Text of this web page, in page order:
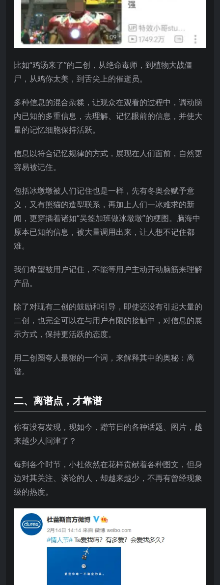
比如“鸡汤来了”的二创，从绝命毒师，到植物大战僵
尸，从鸡你太美，到舌尖上的催逝员。
多种信息的混合杂糅，让观众在观看的过程中，调动脑
内已知的多重信息，去理解、记忆眼前的信息，并使大
量的记忆细胞保持活跃。
信息以符合记忆规律的方式，展现在人们面前，自然更
容易被记住。
包括冰墩墩被人们记住也是一样，先有冬奥会赋予意
义，又有熊猫的造型联系，再加上人们一冰难求的新
闻，更穿插着诸如“吴签加班做冰墩墩”的梗图。脑海中
原本已知的信息，被大量调用出来，让人想不记住都
难。
我们希望被用户记住，不能等用户主动开动脑筋来理解
产品。
除了对现有二创的鼓励和引导，即使还没有引起大量的
二创，也完全可以在与用户有限的接触中，对信息的展
示方式，保持更活跃的态度。
用二创圈夸人最狠的一个词，来解释其中的奥秘：离
谱。
二、离谱点，才靠谱
你有没有发现，现如今，蹭节日的各种话题、图片，越
来越少人问津了？
每到各个时节，小杜依然在花样贡献着各种图文，但身
边对其关注、谈论的人，却越来越少，不再有曾经现象
级的热度。